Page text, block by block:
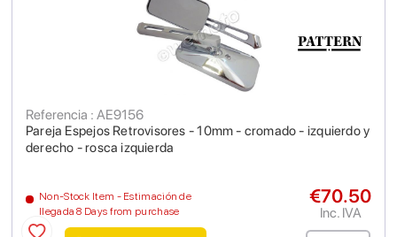
Pareja Espejos Retrovisores - 10mm - cromado - izquierdo y
derecho - rosca izquierda
Referencia : AE9156
Non-Stock Item - Estimación de
llegada 8 Days from purchase
€70.50
Inc. IVA